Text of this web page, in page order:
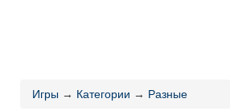
Игры → Категории → Разные